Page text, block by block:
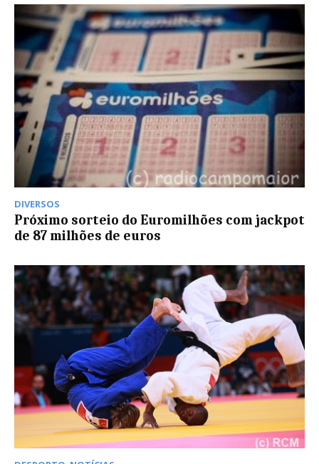
DIVERSOS
Próximo sorteio do Euromilhões com jackpot
de 87 milhões de euros